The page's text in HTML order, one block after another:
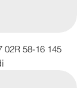
02R 58-16 145